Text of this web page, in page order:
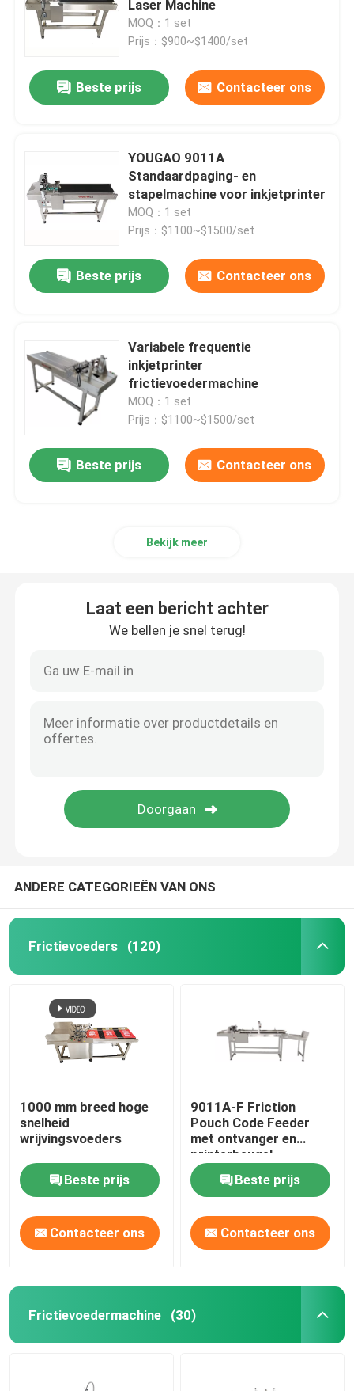
Afdrukken van etiketteringssystemen
Schuiftafel voor codering
terugspoelen machine
Inkjet codersystemen
Kartonvoedermachine
Roterende codeermachine
Codering Inkjet Printer Bracket
Automatische nummermachine
Laser Machine
MOQ：1 set
Prijs：$900~$1400/set
Beste prijs Contacteer ons
YOUGAO 9011A
Standaardpaging- en
stapelmachine voor inkjetprinter
MOQ：1 set
Prijs：$1100~$1500/set
Beste prijs Contacteer ons
Variabele frequentie
inkjetprinter
frictievoedermachine
MOQ：1 set
Prijs：$1100~$1500/set
Beste prijs Contacteer ons
Bekijk meer
Laat een bericht achter
We bellen je snel terug!
ANDERE CATEGORIEËN VAN ONS
Frictievoeders (120)
1000 mm breed hoge
snelheid
wrijvingsvoeders
Beste prijs
Contacteer ons
9011A-F Friction
Pouch Code Feeder
met ontvanger en
printerbeugel
Beste prijs
Contacteer ons
Frictievoedermachine (30)